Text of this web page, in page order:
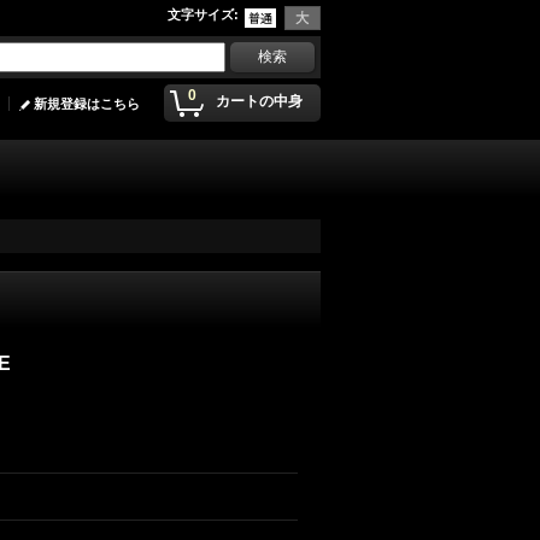
文字サイズ:
0 カートの中身
新規登録はこちら